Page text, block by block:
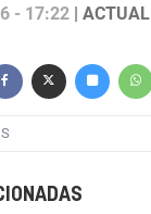
- 17:22 |